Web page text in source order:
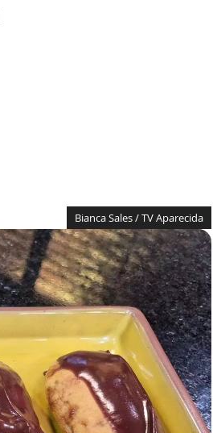
Bianca Sales / TV Aparecida